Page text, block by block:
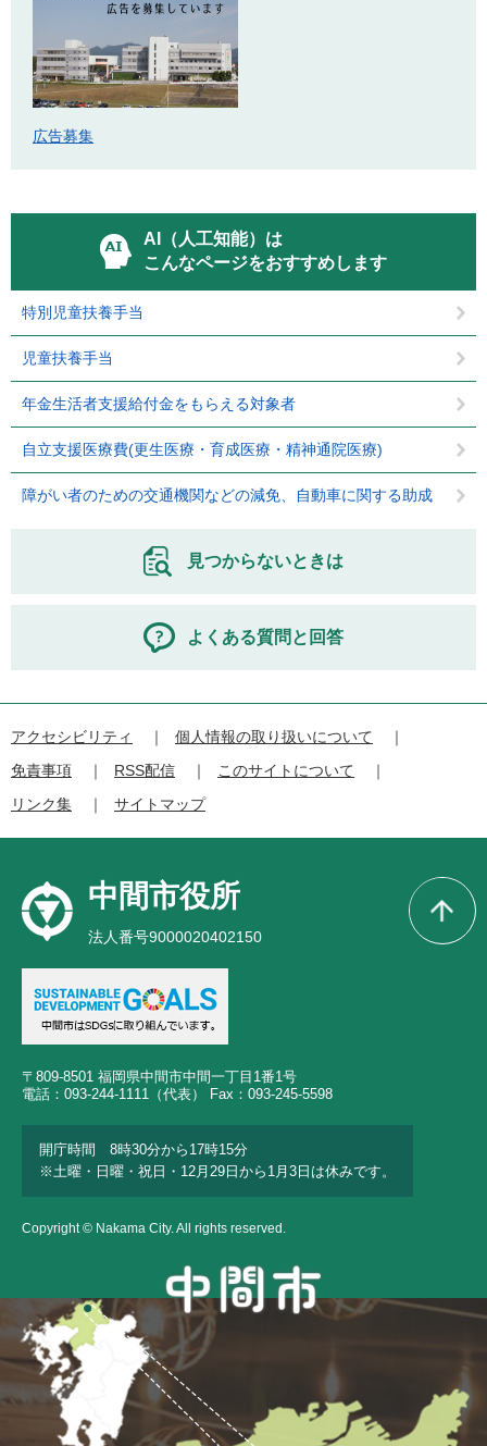
広告募集
AI（人工知能）は
こんなページをおすすめします
特別児童扶養手当
児童扶養手当
年金生活者支援給付金をもらえる対象者
自立支援医療費(更生医療・育成医療・精神通院医療)
障がい者のための交通機関などの減免、自動車に関する助成
見つからないときは
よくある質問と回答
アクセシビリティ
個人情報の取り扱いについて
免責事項
RSS配信
このサイトについて
リンク集
サイトマップ
中間市役所
法人番号9000020402150
〒809-8501 福岡県中間市中間一丁目1番1号
電話：093-244-1111（代表） Fax：093-245-5598
開庁時間 8時30分から17時15分
※土曜・日曜・祝日・12月29日から1月3日は休みです。
Copyright © Nakama City. All rights reserved.